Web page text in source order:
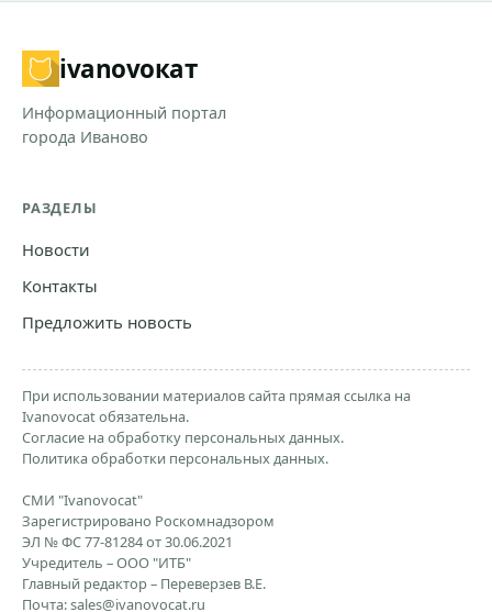
ivanovoкат
Информационный портал
города Иваново
РАЗДЕЛЫ
Новости
Контакты
Предложить новость
При использовании материалов сайта прямая ссылка на
Ivanovocat обязательна.
Согласие на обработку персональных данных.
Политика обработки персональных данных.
СМИ "Ivanovocat"
Зарегистрировано Роскомнадзором
ЭЛ № ФС 77-81284 от 30.06.2021
Учредитель – ООО "ИТБ"
Главный редактор – Переверзев В.Е.
Почта:sales@ivanovocat.ru